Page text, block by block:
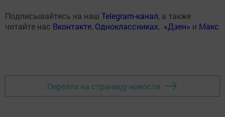
Подписывайтесь на наш Telegram-канал, а также
читайте нас Вконтакте, Одноклассниках, «Дзен» и Макс
Перейти на страницу новости